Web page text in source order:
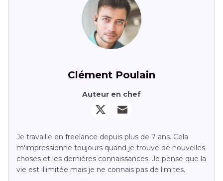
Clément Poulain
Auteur en chef
Je travaille en freelance depuis plus de 7 ans. Cela
m'impressionne toujours quand je trouve de nouvelles
choses et les dernières connaissances. Je pense que la
vie est illimitée mais je ne connais pas de limites.